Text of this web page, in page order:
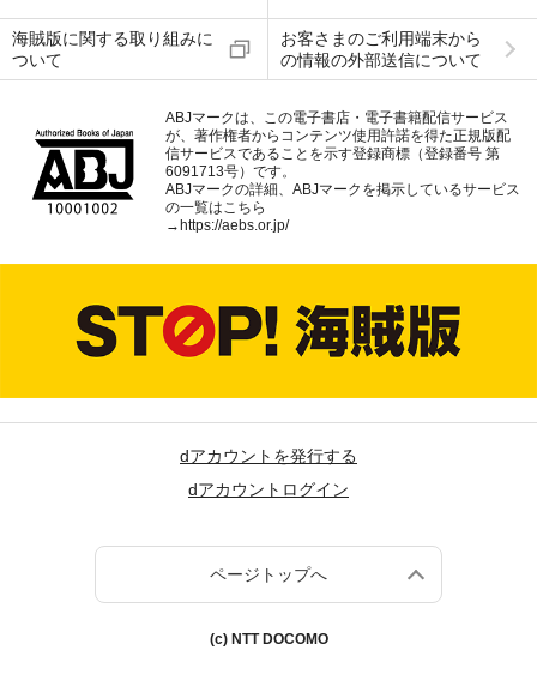
海賊版に関する取り組みに
ついて
お客さまのご利用端末から
の情報の外部送信について
ABJマークは、この電子書店・電子書籍配信サービス
が、著作権者からコンテンツ使用許諾を得た正規版配
信サービスであることを示す登録商標（登録番号 第
6091713号）です。
ABJマークの詳細、ABJマークを掲示しているサービス
の一覧はこちら
→ https://aebs.or.jp/
dアカウントを発行する
dアカウントログイン
ページトップへ
(c) NTT DOCOMO